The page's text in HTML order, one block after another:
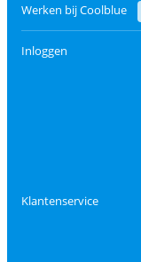
Werken bij Coolblue
Inloggen
Klantenservice